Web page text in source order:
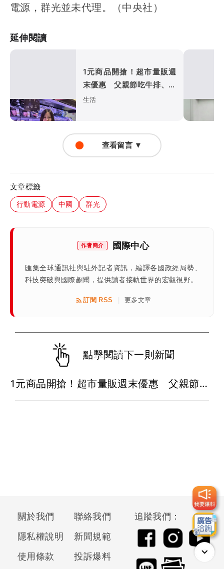
電源，群光並未代理。（中央社）
延伸閱讀
1元商品開搶！超市量販週
末優惠 父親節吃牛排、海
鮮
生活
查看留言 ▼
文章標籤
行動電源 中國 群光
作者簡介 國際中心
匯集全球通訊社與駐外記者資訊，編譯各國政經局勢、
科技突破與國際趣聞，提供讀者接軌世界的宏觀視野。
訂閱 RSS 更多文章
點擊閱讀下一則新聞
1元商品開搶！超市量販週末優惠 父親節吃牛排、海鮮
關於我們
聯絡我們
隱私權說明
新聞規範
使用條款
投訴爆料
追蹤我們：